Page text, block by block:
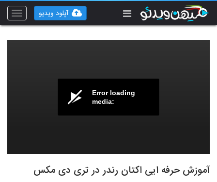
Toggle
آپلود ویدیو
Error loading
media:
آموزش حرفه ایی اکتان رندر در تری دی مکس